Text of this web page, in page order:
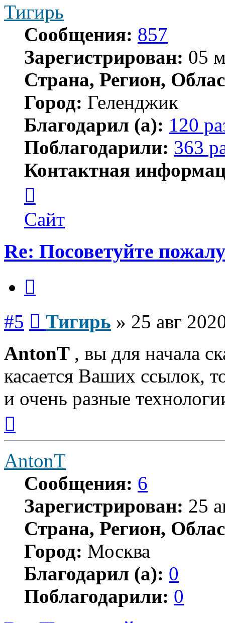
Тигирь
Сообщения: 857
Зарегистрирован: 05
Страна, Регион,
Город: Геленджик
Благодарил (а): 120
Поблагодарили: 363
Контактная
пользователя
Тигирь
Сайт
Re: Посоветуйте
#5 Тигирь » 25 авг
AntonT , вы для начала
касается Ваших ссылок,
и очень разные
началу
AntonT
Сообщения: 6
Зарегистрирован: 25
Страна, Регион,
Город: Москва
Благодарил (а): 0
Поблагодарили: 0